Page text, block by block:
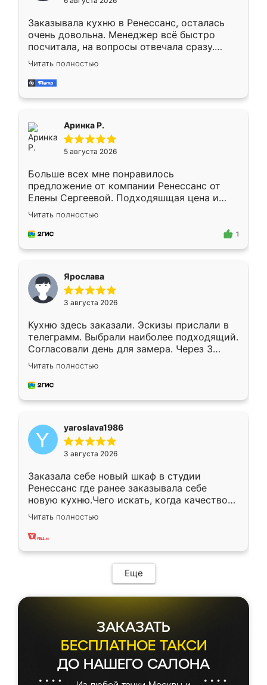
мебели буду заказывать только здесь.
Заказывала кухню в Ренессанс, осталась
очень довольна. Менеджер всё быстро
посчитала, на вопросы отвечала сразу.
Замерщик приехал в субботу, подошёл к
делу со всей ответственностью. Собрали
за день, ребята работали аккуратно, даже
Читать полностью
Аринка Р.
5 августа 2026
Больше всех мне понравилось
предложение от компании Ренессанс от
Елены Сергеевой. Подходяшщая цена и
короткие сроки изготовления. Приехавший
для замера сотрудник Владислав
предложил по моему эскизу самый
Читать полностью
1
Ярослава
3 августа 2026
Кухню здесь заказали. Эскизы прислали в
телеграмм. Выбрали наиболее подходящий.
Согласовали день для замера. Через 3
недели кухня была уже готова. Остались
довольны работой. Спасибо Ренессанс
мебель за качественную работу!
Читать полностью
yaroslava1986
3 августа 2026
Заказала себе новый шкаф в студии
Ренессанс где ранее заказывала себе
новую кухню.Чего искать, когда качеством
вполне довольна. Служит кухня уже почти
два года, нареканий нет.
Читать полностью
Еще
ЗАКАЗАТЬ
БЕСПЛАТНОЕ ТАКСИ
ДО НАШЕГО САЛОНА